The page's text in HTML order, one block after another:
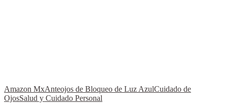
Amazon MxAnteojos de Bloqueo de Luz AzulCuidado de
OjosSalud y Cuidado Personal